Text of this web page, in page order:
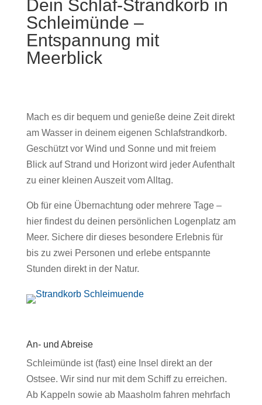
Dein Schlaf-Strandkorb in
Schleimünde –
Entspannung mit
Meerblick
Mach es dir bequem und genieße deine Zeit direkt
am Wasser in deinem eigenen Schlafstrandkorb.
Geschützt vor Wind und Sonne und mit freiem
Blick auf Strand und Horizont wird jeder Aufenthalt
zu einer kleinen Auszeit vom Alltag.
Ob für eine Übernachtung oder mehrere Tage –
hier findest du deinen persönlichen Logenplatz am
Meer. Sichere dir dieses besondere Erlebnis für
bis zu zwei Personen und erlebe entspannte
Stunden direkt in der Natur.
An- und Abreise
Schleimünde ist (fast) eine Insel direkt an der
Ostsee. Wir sind nur mit dem Schiff zu erreichen.
Ab Kappeln sowie ab Maasholm fahren mehrfach